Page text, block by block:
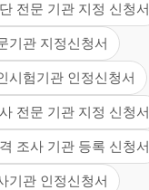
전문 기관 지정 신청서
기관 지정신청서
시험기관 인정신청서
전문 기관 지정 신청서
조사 기관 등록 신청서
기관 인정신청서